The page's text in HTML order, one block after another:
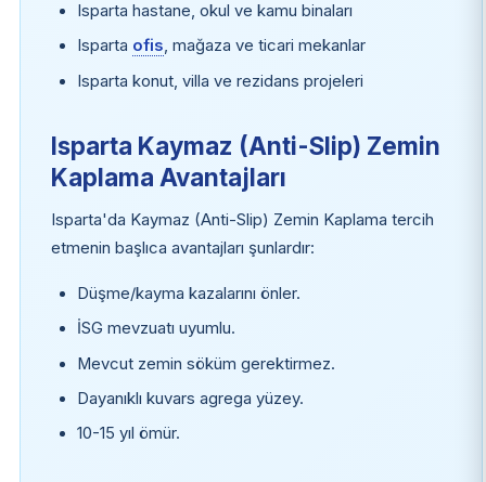
Isparta hastane, okul ve kamu binaları
Isparta ofis, mağaza ve ticari mekanlar
Isparta konut, villa ve rezidans projeleri
Isparta Kaymaz (Anti-Slip) Zemin
Kaplama Avantajları
Isparta'da Kaymaz (Anti-Slip) Zemin Kaplama tercih
etmenin başlıca avantajları şunlardır:
Düşme/kayma kazalarını önler.
İSG mevzuatı uyumlu.
Mevcut zemin söküm gerektirmez.
Dayanıklı kuvars agrega yüzey.
10-15 yıl ömür.